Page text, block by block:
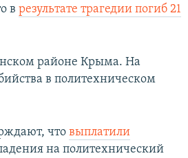
врезультате трагедии погиб 21
районе Крыма. На
в политехническом
чтовыплатили
на политехнический